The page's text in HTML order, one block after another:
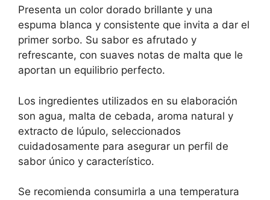
Presenta un color dorado brillante y una
espuma blanca y consistente que invita a dar el
primer sorbo. Su sabor es afrutado y
refrescante, con suaves notas de malta que le
aportan un equilibrio perfecto.
Los ingredientes utilizados en su elaboración
son agua, malta de cebada, aroma natural y
extracto de lúpulo, seleccionados
cuidadosamente para asegurar un perfil de
sabor único y característico.
Se recomienda consumirla a una temperatura